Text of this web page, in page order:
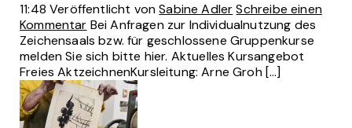
11:48Veröffentlicht vonSabine Adler Schreibe einen
Kommentar Bei Anfragen zur Individualnutzung des
Zeichensaals bzw. für geschlossene Gruppenkurse
melden Sie sich bitte hier. Aktuelles Kursangebot
Freies AktzeichnenKursleitung: Arne Groh […]